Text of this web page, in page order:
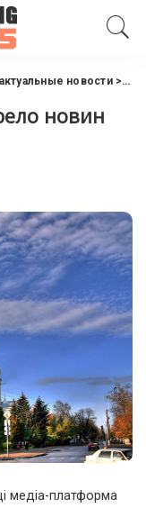
новости>
новин
медіа-платформа